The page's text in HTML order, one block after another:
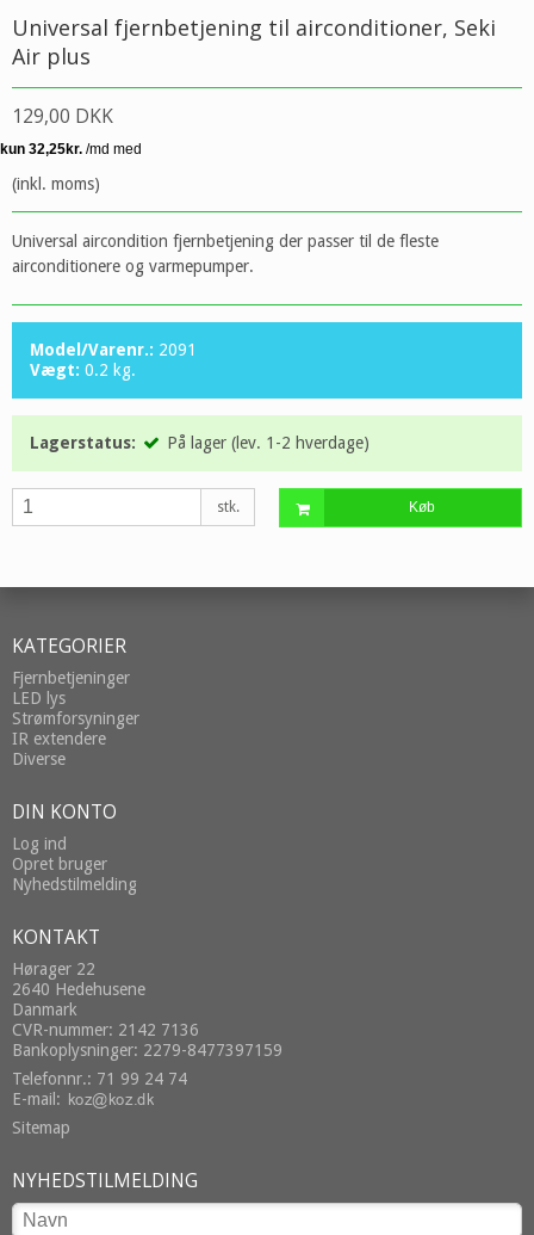
Universal fjernbetjening til airconditioner, Seki
Air plus
129,00 DKK
(inkl. moms)
Universal aircondition fjernbetjening der passer til de fleste
airconditionere og varmepumper.
Model/Varenr.: 2091
Vægt: 0.2 kg.
Lagerstatus: På lager (lev. 1-2 hverdage)
stk. Køb
KATEGORIER
Fjernbetjeninger
LED lys
Strømforsyninger
IR extendere
Diverse
DIN KONTO
Log ind
Opret bruger
Nyhedstilmelding
KONTAKT
Hørager 22
2640 Hedehusene
Danmark
CVR-nummer: 2142 7136
Bankoplysninger: 2279-8477397159
Telefonnr.: 71 99 24 74
E-mail :
Sitemap
NYHEDSTILMELDING